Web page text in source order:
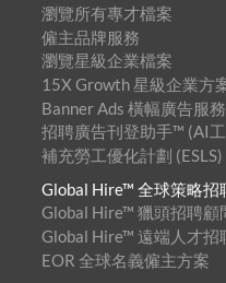
瀏覽所有專才檔案
僱主品牌服務
瀏覽星級企業檔案
15X Growth 星級企業方
Banner Ads 橫幅廣告服務
招聘廣告刊登助手™ (AI
補充勞工優化計劃 (ESLS)
Global Hire™ 全球策略招
Global Hire™ 獵頭招聘顧
Global Hire™ 遠端人才招
EOR 全球名義僱主方案